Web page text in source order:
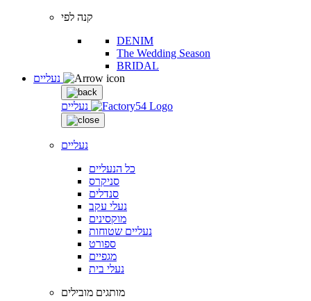
קנה לפי
DENIM
The Wedding Season
BRIDAL
נעליים
נעליים
כל הנעליים
סניקרס
סנדלים
נעלי עקב
מוקסינים
נעליים שטוחות
ספורט
מגפיים
נעלי בית
מותגים מובילים